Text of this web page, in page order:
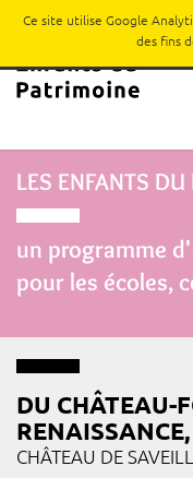
LES ENFANTS
un programme
pour les écoles,
DU CHÂTEAU-
CHÂTEAU DE
Ce site utilise Google
des fins